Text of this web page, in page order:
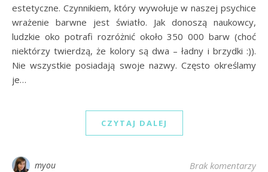
estetyczne. Czynnikiem, który wywołuje w naszej psychice
wrażenie barwne jest światło. Jak donoszą naukowcy,
ludzkie oko potrafi rozróżnić około 350 000 barw (choć
niektórzy twierdzą, że kolory są dwa – ładny i brzydki :)).
Nie wszystkie posiadają swoje nazwy. Często określamy
je…
CZYTAJ DALEJ
myou Brak komentarzy